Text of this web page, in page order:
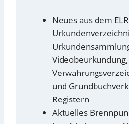
Neues aus dem
Videobeurkundung,
und
Registern
Aktuelles